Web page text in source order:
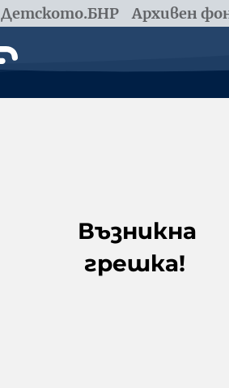
Детското.БНР Архивен
Възникна
грешка!